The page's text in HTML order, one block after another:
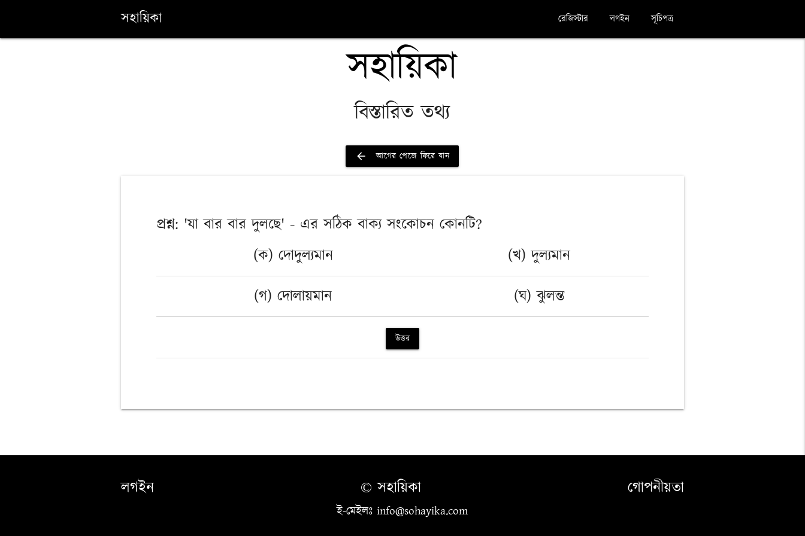
সহায়িকা সূচিপত্র
লগইন
রেজিস্টার
সহায়িকা
বিস্তারিত তথ্য
arrow_back আগের পেজে ফিরে যান
প্রশ্ন: 'যা বার বার দুলছে' - এর সঠিক বাক্য সংকোচন কোনটি?
(ক) দোদুল্যমান
(খ) দুল্যমান
(গ) দোলায়মান
(ঘ) ঝুলন্ত
উত্তর
লগইন গোপনীয়তা
© সহায়িকা
ই-মেইলঃ info@sohayika.com